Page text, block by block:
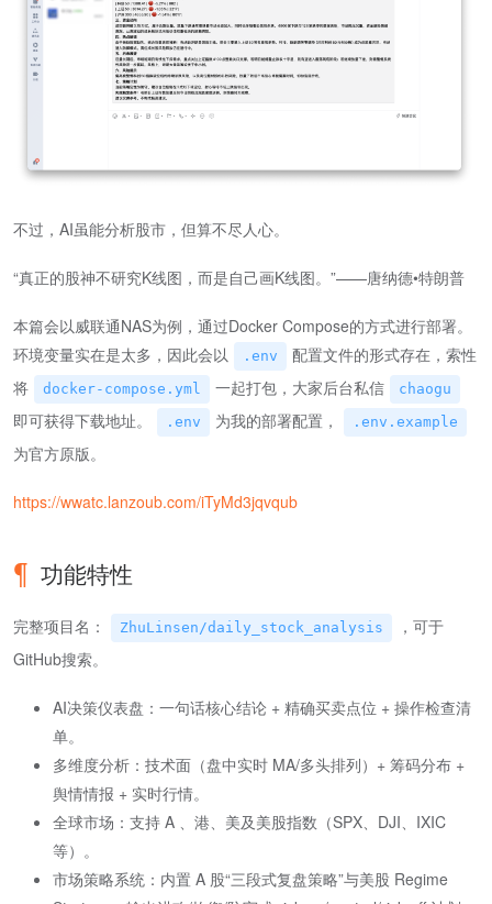
不过，AI虽能分析股市，但算不尽人心。
“真正的股神不研究K线图，而是自己画K线图。”——唐纳德•特朗普
本篇会以威联通NAS为例，通过Docker Compose的方式进行部署。
环境变量实在是太多，因此会以
.env
配置文件的形式存在，索性
将
docker-compose.yml 一起打包，大家后台私信 chaogu
即可获得下载地址。 .env 为我的部署配置， .env.example
为官方原版。
https://wwatc.lanzoub.com/iTyMd3jqvqub
功能特性
完整项目名： ZhuLinsen/daily_stock_analysis
，可于
GitHub搜索。
AI决策仪表盘：一句话核心结论 + 精确买卖点位 + 操作检查清
单。
多维度分析：技术面（盘中实时 MA/多头排列）+ 筹码分布 +
舆情情报 + 实时行情。
全球市场：支持 A 、港、美及美股指数（SPX、DJI、IXIC
等）。
市场策略系统：内置 A 股“三段式复盘策略”与美股 Regime